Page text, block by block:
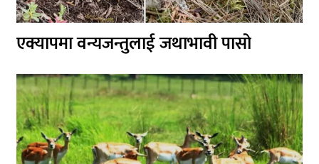
एक्यापमा वन्यजन्तुलाई जथाभावी पासो